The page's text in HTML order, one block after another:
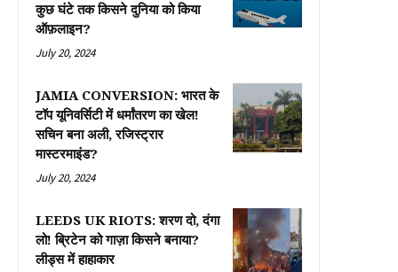
कुछ घंटे तक किसने दुनिया को किया
ऑफ़लाइन?
July 20, 2024
JAMIA CONVERSION: भारत के
टॉप यूनिवर्सिटी में धर्मांतरण का खेल!
सचिन बना अली, रजिस्ट्रार
मास्टरमाइंड?
July 20, 2024
LEEDS UK RIOTS: शरण दो, दंगा
लो! ब्रिटेन को गाज़ा किसने बनाया?
लीड्स में हाहाकार